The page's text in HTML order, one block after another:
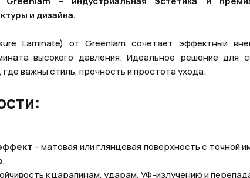
и дизайна.
Laminate) от Greenlam сочетает эффектный
высокого давления. Идеальное решение для
важны стиль, прочность и простота ухода.
– матовая или глянцевая поверхность с точной
к царапинам, ударам, УФ-излучению и